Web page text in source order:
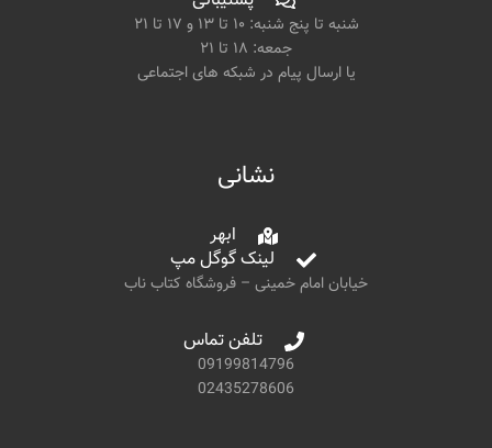
شنبه تا پنج شنبه: ۱۰ تا ۱۳ و ۱۷ تا ۲۱
جمعه: ۱۸ تا ۲۱
یا ارسال پیام در شبکه های اجتماعی
نشانی
ابهر
لینک گوگل مپ
خیابان امام خمینی – فروشگاه کتاب ناب
تلفن تماس
09199814796
02435278606